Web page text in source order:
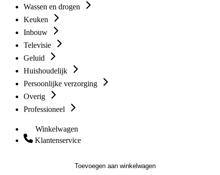
Wassen en drogen
Keuken
Inbouw
Televisie
Geluid
Huishoudelijk
Persoonlijke verzorging
Overig
Professioneel
Winkelwagen
Klantenservice
Toevoegen aan winkelwagen